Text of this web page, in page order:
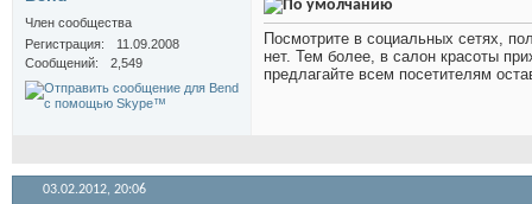
Член сообщества
Регистрация
11.09.2008
Сообщений
2,549
Посмотрите в социальных сетях,
нет. Тем более, в салон красоты
предлагайте всем посетителям
03.02.2012, 20:06